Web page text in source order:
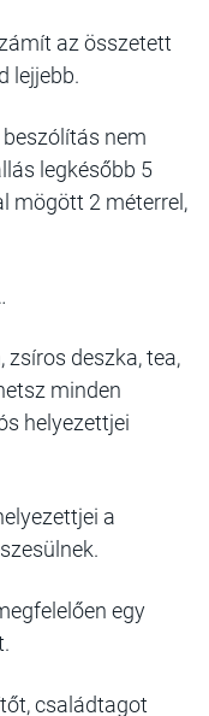
az összetett
lejjebb.
beszólítás nem
legkésőbb 5
mögött 2 méterrel,
deszka, tea,
minden
helyezettjei
a
egy
családtagot